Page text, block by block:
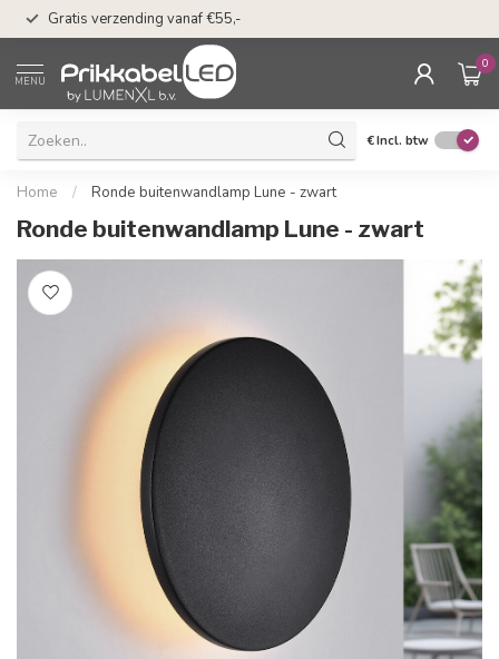
Gratis verzending vanaf €55,-
MENU
0
€Incl. btw
Home / Ronde buitenwandlamp Lune - zwart
Ronde buitenwandlamp Lune - zwart